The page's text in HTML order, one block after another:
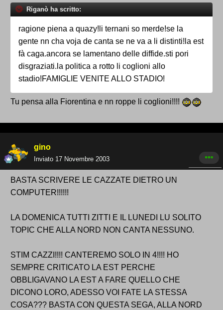
Riganò ha scritto:
ragione piena a quazy!li ternani so merde!se la
gente nn cha voja de canta se ne va a li distinti!la est
fà caga.ancora se lamentano delle diffide.sti pori
disgraziati.la politica a rotto li coglioni allo
stadio!FAMIGLIE VENITE ALLO STADIO!
Tu pensa alla Fiorentina e nn roppe li coglioni!!!!
gino
Inviato 17 Novembre 2003
BASTA SCRIVERE LE CAZZATE DIETRO UN
COMPUTER!!!!!!
LA DOMENICA TUTTI ZITTI E IL LUNEDI LU SOLITO
TOPIC CHE ALLA NORD NON CANTA NESSUNO.
STIM CAZZI!!!! CANTEREMO SOLO IN 4!!!! HO
SEMPRE CRITICATO LA EST PERCHE
OBBLIGAVANO LA EST A FARE QUELLO CHE
DICONO LORO, ADESSO VOI FATE LA STESSA
COSA??? BASTA CON QUESTA SEGA, ALLA NORD